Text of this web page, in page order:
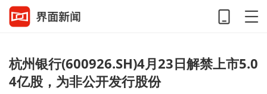
杭州银行(600926.SH)4月23日解禁上市5.0
4亿股，为非公开发行股份